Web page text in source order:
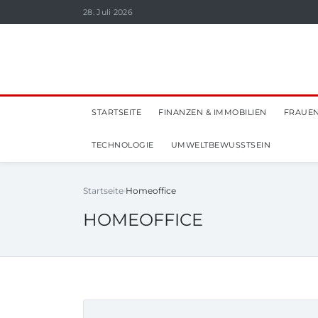
28. Juli 2026
STARTSEITE FINANZEN & IMMOBILIEN
TECHNOLOGIE UMWELTBEWUSSTSEIN
Startseite Homeoffice
HOMEOFFICE